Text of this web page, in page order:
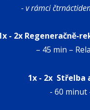
- v rámci
- 2x Regeneračně-
– 45 min –
1x - 2x Střelba
- 60 minut